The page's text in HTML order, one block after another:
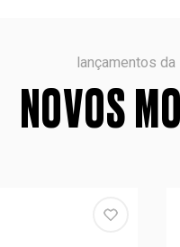
lançamentos da
NOVOS